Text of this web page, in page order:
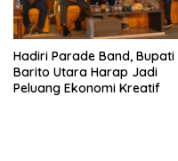
Hadiri Parade Band, Bupati
Barito Utara Harap Jadi
Peluang Ekonomi Kreatif